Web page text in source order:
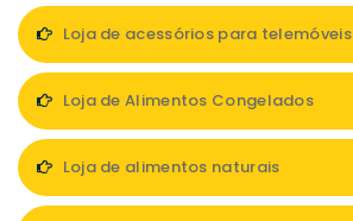
Loja de acessórios para telemóveis
Loja de Alimentos Congelados
Loja de alimentos naturais